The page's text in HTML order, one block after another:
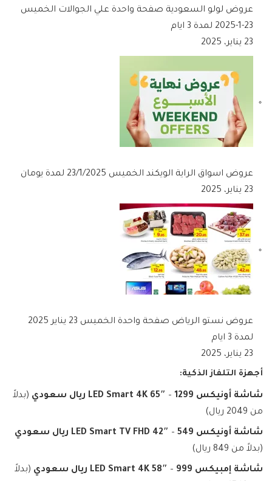
عروض لولو السعودية صفحة واحدة علي الجوالات الخميس
23-1-2025 لمدة 3 ايام
23 يناير، 2025
عروض اسواق الراية الويكند الخميس 23/1/2025 لمدة يومان
23 يناير، 2025
عروض نستو الرياض صفحة واحدة الخميس 23 يناير 2025
لمدة 3 ايام
23 يناير، 2025
أجهزة التلفاز الذكية:
شاشة أونيكس LED Smart 4K 65″ – 1299 ريال سعودي
(بدلاً
من 2049 ريال)
شاشة أونيكس LED Smart TV FHD 42″ – 549 ريال سعودي
(بدلاً من 849 ريال)
شاشة إمبيكس LED Smart 4K 58″ – 999 ريال سعودي
(بدلاً